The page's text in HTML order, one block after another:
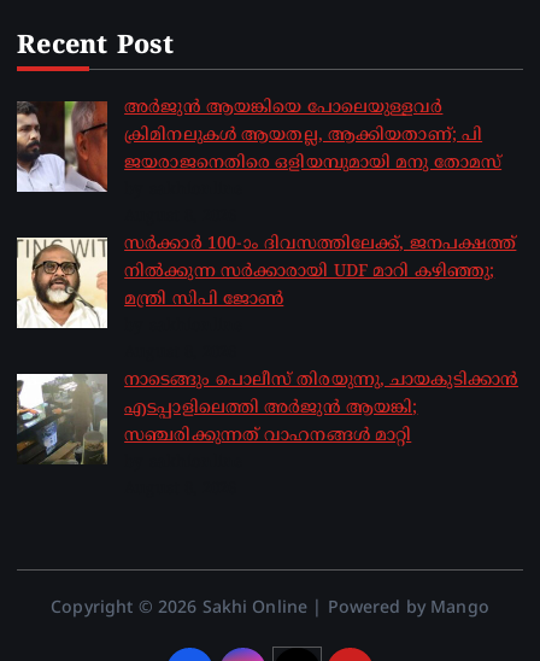
Recent Post
അർജുൻ ആയങ്കിയെ പോലെയുള്ളവർ
ക്രിമിനലുകൾ ആയതല്ല, ആക്കിയതാണ്; പി
ജയരാജനെതിരെ ഒളിയമ്പുമായി മനു തോമസ്
സർക്കാർ 100-ാം ദിവസത്തിലേക്ക്, ജനപക്ഷത്ത്
നിൽക്കുന്ന സർക്കാരായി UDF മാറി കഴിഞ്ഞു;
മന്ത്രി സിപി ജോൺ
നാടെങ്ങും പൊലീസ് തിരയുന്നു, ചായകുടിക്കാൻ
എടപ്പാളിലെത്തി അർജുൻ ആയങ്കി;
സഞ്ചരിക്കുന്നത് വാഹനങ്ങൾ മാറ്റി
Copyright © 2026 Sakhi Online | Powered by Mango